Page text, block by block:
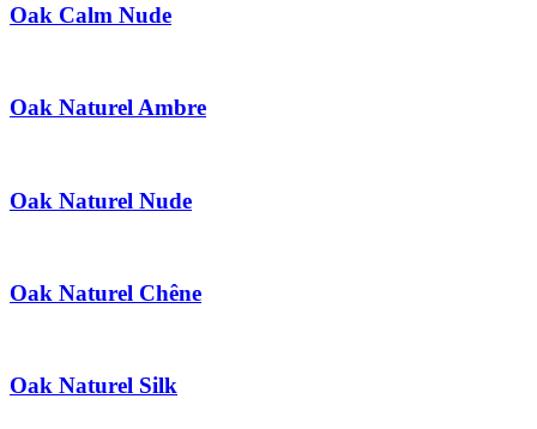
Oak Calm Nude
Oak Naturel Ambre
Oak Naturel Nude
Oak Naturel Chêne
Oak Naturel Silk